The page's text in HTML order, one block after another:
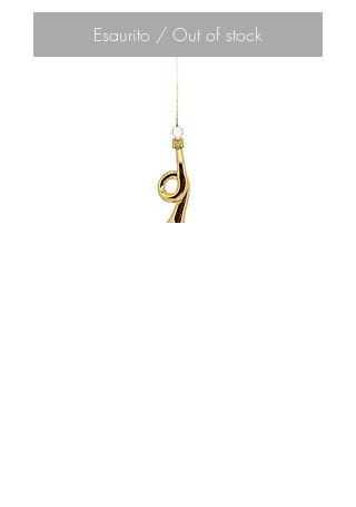
Esaurito / Out of stock